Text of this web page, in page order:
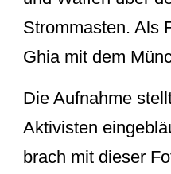
Strommasten. Als
Ghia mit dem
Die Aufnahme
Aktivisten
brach mit dieser